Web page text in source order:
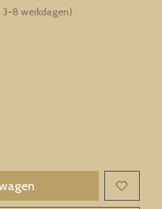
3-8 werkdagen)